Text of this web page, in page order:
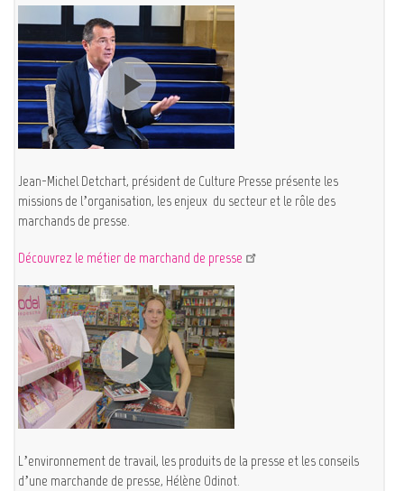
Jean-Michel Detchart, président de Culture Presse présente les
missions de l’organisation, les enjeux du secteur et le rôle des
marchands de presse.
Découvrez le métier de marchand de presse
L’environnement de travail, les produits de la presse et les conseils
d’une marchande de presse, Hélène Odinot.